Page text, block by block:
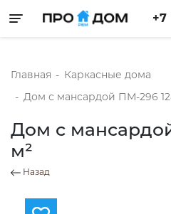
Toggle navigation +7
Главная - Каркасные дома
- Дом с мансардой ПМ-296
Дом с
м²
Назад